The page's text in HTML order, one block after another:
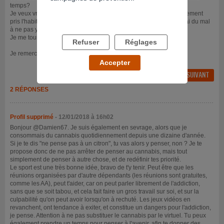
temps?
Je veux vraiment arrêter pour ma copine et pour moi, mais j'ai tellement
pris l'habitude de fumer un joint dès que je rentre du travail que j'ai du mal
à ne pas y penser.
Je me tourne vers vous pour avoir de vos conseils.
Je remercie tous ce qui prendront le temps de me répondre
FIL SUIVANT
2 RÉPONSES
Profil supprimé - 12/01/2018 à 16h02
Bonjour @Damien67. Je suis également en sevrage, alors que je
consommais du cannabis quotidiennement depuis une dizaine d'année.
Si je te dis "ne pense pas à un citron", tu vas alors y penser, non ? Je te
propose donc de ne pas arrêter de penser au cannabis, mais tout
simplement de penser à autre chose, et de redéfinir tes priorité.
Le sport est une très bonne idée, bravo de t'y tenir. Peut être que les
réunions organisées par d'autre dépendants (les réunions sont gratuites,
comme les AA), peut t'aider, car on peut parler librement de l'addiction,
sans que se soit tabou, et cela fait faire un gros travail sur soi, et sur la
culpabilité qu'on peut avoir lorsqu'on à rechuté. Les jeux vidéos en
revanchent, ont tendance à exiter, et constitue un dangers pour l'addiction,
je pense. Attention à ne pas substituer le cannabis par le virtuel. Tu peux
Refuser Réglages
Accepter